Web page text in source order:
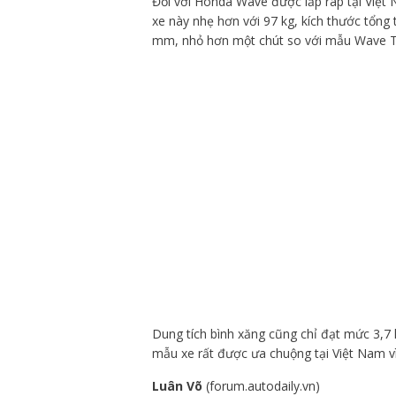
xe này nhẹ hơn với 97 kg, kích thước
mm, nhỏ hơn một chút so với mẫu Wave
Dung tích bình xăng cũng chỉ đạt mức
mẫu xe rất được ưa chuộng tại Việt Nam
Luân Võ (forum.autodaily.vn)